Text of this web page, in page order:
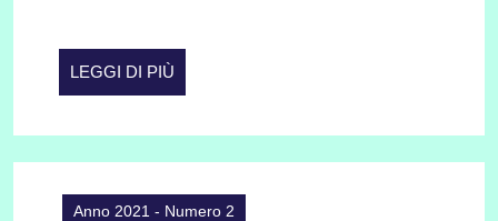
LEGGI DI PIÙ
DI
Anno 2021 - Numero 2